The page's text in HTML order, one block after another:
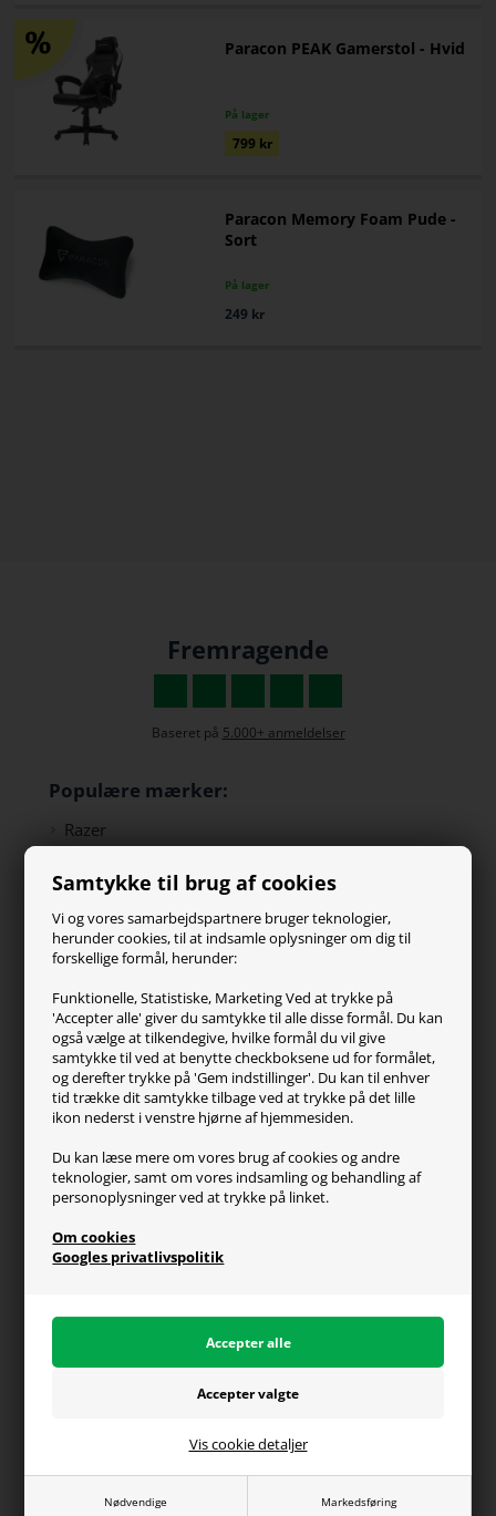
Samtykke til brug af cookies
Vi og vores samarbejdspartnere bruger teknologier,
herunder cookies, til at indsamle oplysninger om dig til
forskellige formål, herunder:
Funktionelle, Statistiske, Marketing Ved at trykke på
'Accepter alle' giver du samtykke til alle disse formål. Du kan
også vælge at tilkendegive, hvilke formål du vil give
samtykke til ved at benytte checkboksene ud for formålet,
og derefter trykke på 'Gem indstillinger'. Du kan til enhver
tid trække dit samtykke tilbage ved at trykke på det lille
ikon nederst i venstre hjørne af hjemmesiden.
Du kan læse mere om vores brug af cookies og andre
teknologier, samt om vores indsamling og behandling af
personoplysninger ved at trykke på linket.
Om cookies
Googles privatlivspolitik
Nødvendige Markedsføring
Vis cookie detaljer
Paracon PEAK Gamerstol - Hvid
På lager
799 kr
Paracon Memory Foam Pude -
Sort
På lager
249 kr
Fremragende
Baseret på 5.000+ anmeldelser
Populære mærker:
Razer
SteelSeries
ZOWIE
Turtle Beach
Kundeservice
Kontakt os
FAQ
Handelsvilkår
Reklamation
Generel info
Om os
Fragt og levering
Du kan altid ringe til os på telefon 98374333